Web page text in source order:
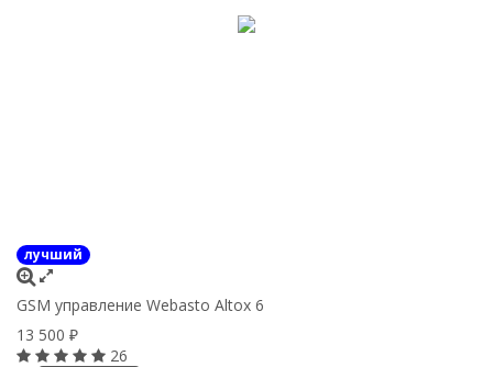
лучший
GSM управление Webasto Altox 6
13 500 ₽
26